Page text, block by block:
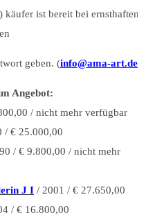
) käufer ist bereit bei ernsthaften
geben. (info@ama-art.de)
Angebot:
/ nicht mehr verfügbar
/ € 25.000,00
/ € 9.800,00 / nicht mehr
J I/ 2001 / € 27.650,00
/ € 16.800,00